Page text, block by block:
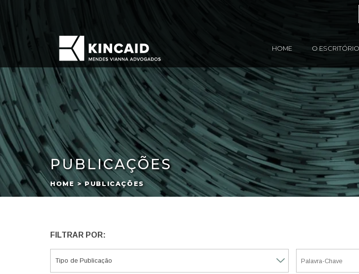
HOME O ESCRITÓRIO
PUBLICAÇÕES
HOME > PUBLICAÇÕES
FILTRAR POR: